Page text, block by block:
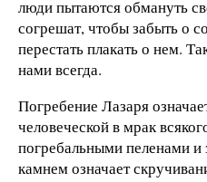
люди пытаются обмануть
согрешат, чтобы забыть о
перестать плакать о нем.
нами всегда.
Погребение Лазаря
человеческой в мрак
погребальными пеленами и
камнем означает